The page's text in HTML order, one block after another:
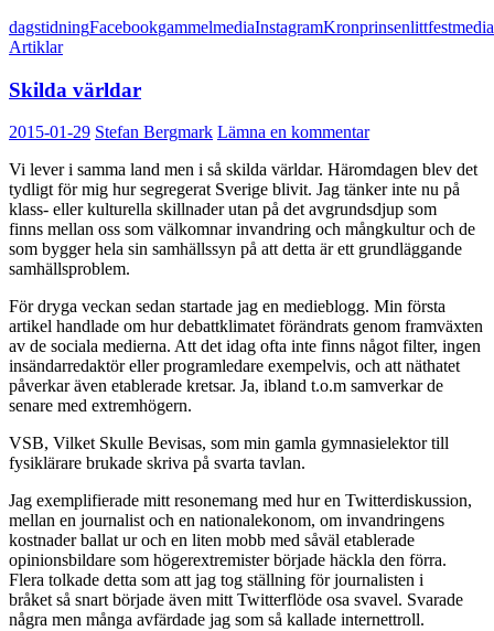
gammelmedia
dagstidningFacebookgammelmediaInstagramKronprinsenlittfestmedia
Artiklar
Skilda världar
2015-01-29 Stefan Bergmark Lämna en kommentar
Vi lever i samma land men i så skilda världar. Häromdagen blev det
tydligt för mig hur segregerat Sverige blivit. Jag tänker inte nu på
klass- eller kulturella skillnader utan på det avgrundsdjup som
finns mellan oss som välkomnar invandring och mångkultur och de
som bygger hela sin samhällssyn på att detta är ett grundläggande
samhällsproblem.
För dryga veckan sedan startade jag en medieblogg. Min första
artikel handlade om hur debattklimatet förändrats genom framväxten
av de sociala medierna. Att det idag ofta inte finns något filter, ingen
insändarredaktör eller programledare exempelvis, och att näthatet
påverkar även etablerade kretsar. Ja, ibland t.o.m samverkar de
senare med extremhögern.
VSB, Vilket Skulle Bevisas, som min gamla gymnasielektor till
fysiklärare brukade skriva på svarta tavlan.
Jag exemplifierade mitt resonemang med hur en Twitterdiskussion,
mellan en journalist och en nationalekonom, om invandringens
kostnader ballat ur och en liten mobb med såväl etablerade
opinionsbildare som högerextremister började häckla den förra.
Flera tolkade detta som att jag tog ställning för journalisten i
bråket så snart började även mitt Twitterflöde osa svavel. Svarade
några men många avfärdade jag som så kallade internettroll.